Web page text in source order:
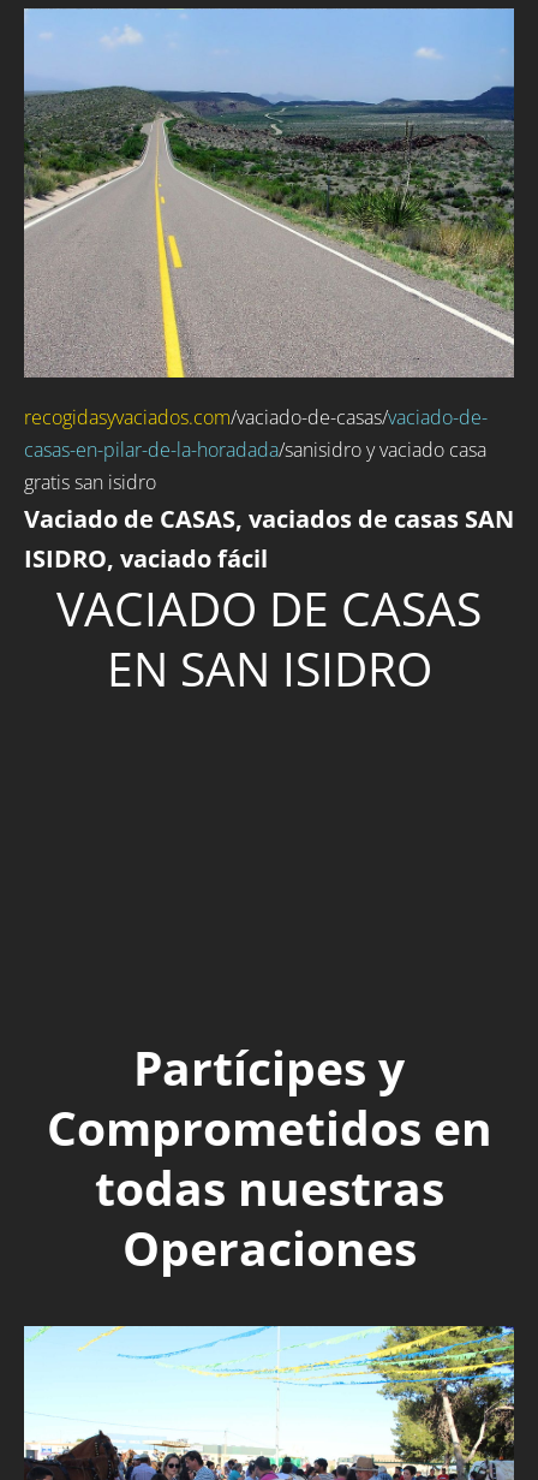
recogidasyvaciados.com/vaciado-de-casas/vaciado-de-
casas-en-pilar-de-la-horadada/sanisidro y vaciado casa
gratis san isidro
Vaciado de CASAS, vaciados de casas SAN
ISIDRO, vaciado fácil
VACIADO DE CASAS
EN SAN ISIDRO
Partícipes y
Comprometidos en
todas nuestras
Operaciones